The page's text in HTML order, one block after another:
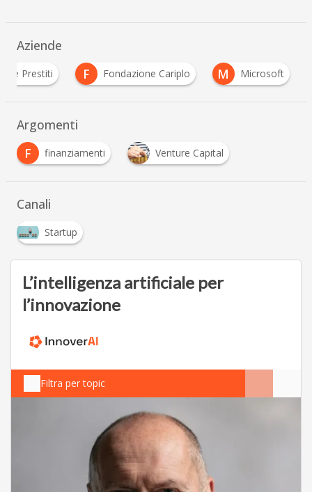
Aziende
e Prestiti F Fondazione Cariplo M Microsoft
Argomenti
F
finanziamenti Venture Capital
Canali
Startup
L’intelligenza artificiale per
l’innovazione
Filtra per topic